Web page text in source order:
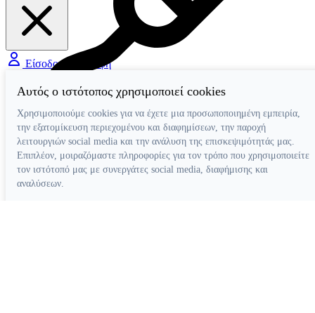
Διάφορα Βοηθήματα
Είσοδος / Εγγραφή
Αυτός ο ιστότοπος χρησιμοποιεί cookies
Χρησιμοποιούμε cookies για να έχετε μια προσωποποιημένη εμπειρία,
την εξατομίκευση περιεχομένου και διαφημίσεων, την παροχή
λειτουργιών social media και την ανάλυση της επισκεψιμότητάς μας.
Επιπλέον, μοιραζόμαστε πληροφορίες για τον τρόπο που χρησιμοποιείτε
τον ιστότοπό μας με συνεργάτες social media, διαφήμισης και
αναλύσεων.